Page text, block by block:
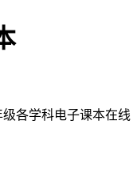
各学科电子课本在线